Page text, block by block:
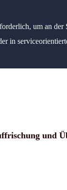
um an der
in
und